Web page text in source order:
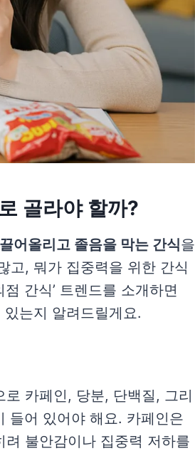
골라야 할까?
어올리고 졸음을 막는 간식을
고, 뭐가 집중력을 위한 간식
간식’ 트렌드를 소개하면
는지 알려드릴게요.
카페인, 당분, 단백질, 그리
들어 있어야 해요. 카페인은
불안감이나 집중력 저하를